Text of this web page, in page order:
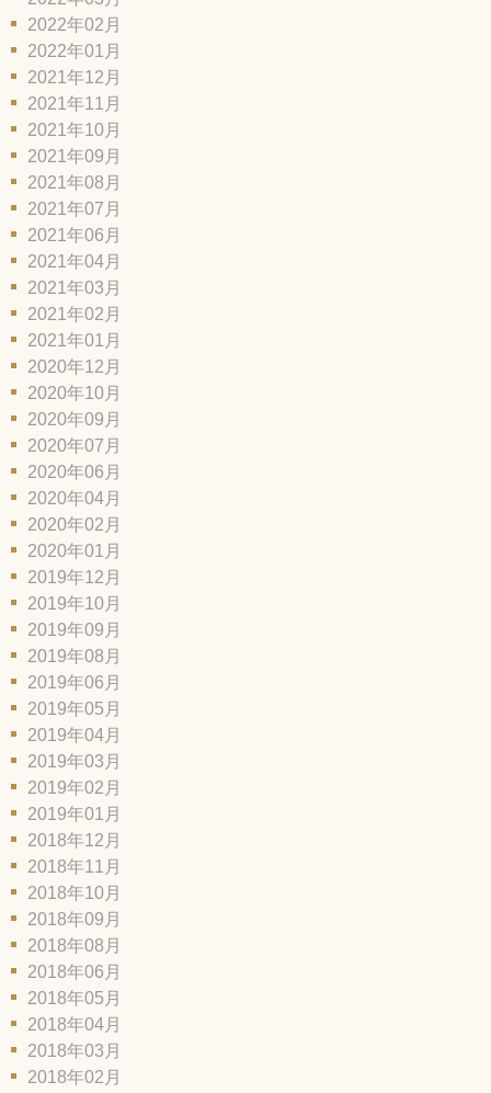
2022年02月
2022年01月
2021年12月
2021年11月
2021年10月
2021年09月
2021年08月
2021年07月
2021年06月
2021年04月
2021年03月
2021年02月
2021年01月
2020年12月
2020年10月
2020年09月
2020年07月
2020年06月
2020年04月
2020年02月
2020年01月
2019年12月
2019年10月
2019年09月
2019年08月
2019年06月
2019年05月
2019年04月
2019年03月
2019年02月
2019年01月
2018年12月
2018年11月
2018年10月
2018年09月
2018年08月
2018年06月
2018年05月
2018年04月
2018年03月
2018年02月